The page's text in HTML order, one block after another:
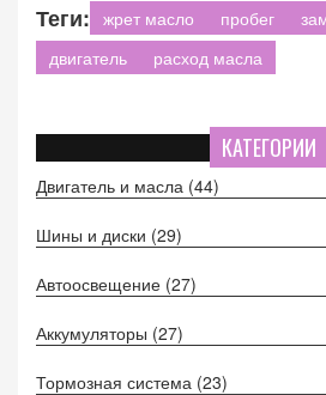
Теги: жрет масло пробег
двигатель
расход масла
КАТЕГОРИИ
Двигатель и масла (44)
Шины и диски (29)
Автоосвещение (27)
Аккумуляторы (27)
Тормозная система (23)